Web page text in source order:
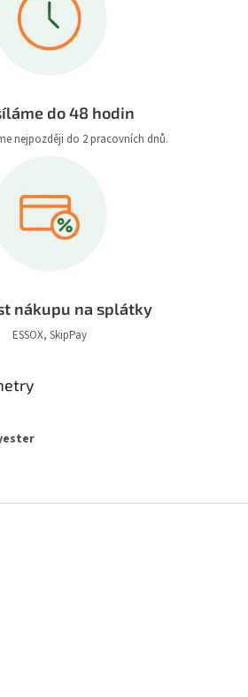
do 48 hodin
nejpozději do 2 pracovních dnů.
nákupu na splátky
ESSOX, SkipPay